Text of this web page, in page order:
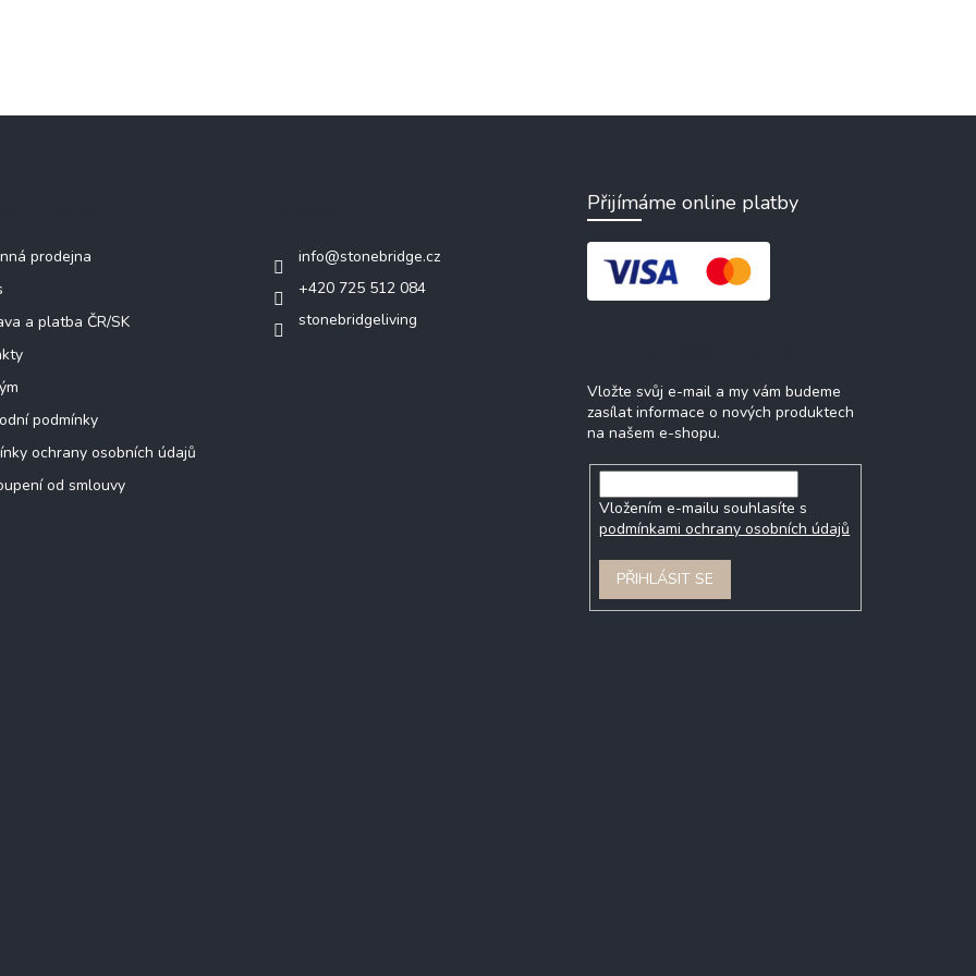
prodejna
a platba ČR/SK
podmínky
ochrany osobních údajů
od smlouvy
info@stonebridge.cz
+420 725 512 084
stonebridgeliving
Přijímáme online platby
Vložte svůj e-mail a my vám budeme
zasílat informace o nových produktech
na našem e-shopu.
Vložením e-mailu souhlasíte s
podmínkami ochrany osobních údajů
PŘIHLÁSIT SE